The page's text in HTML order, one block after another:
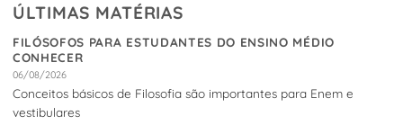
ÚLTIMAS MATÉRIAS
FILÓSOFOS PARA ESTUDANTES DO ENSINO MÉDIO
CONHECER
06/08/2026
Conceitos básicos de Filosofia são importantes para Enem e
vestibulares